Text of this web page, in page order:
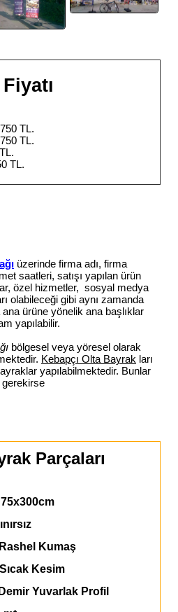
TL.
TL.
TL.
üzerinde firma adı, firma
saatleri, satışı yapılan ürün
özel hizmetler, sosyal medya
olabileceği gibi aynı zamanda
ürüne yönelik ana başlıklar
yapılabilir.
bölgesel veya yöresel olarak
Kebapçı Olta Bayrak ları
yapılabilmektedir. Bunlar
gerekirse
Parçaları
Kumaş
Kesim
Yuvarlak Profil